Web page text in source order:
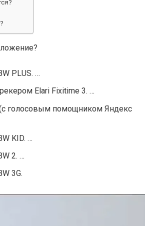
PLUS. …
Elari Fixitime 3. …
(с голосовым помощником Яндекс
KID. …
2. …
3G.